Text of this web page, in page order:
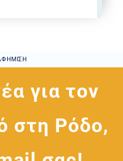
για τον
στη Ρόδο,